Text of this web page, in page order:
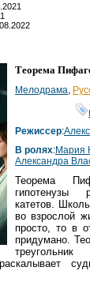
Теорема
Мелодрама
Режиссер:
В ролях:Мария
Александра
Теорема
гипотенузы
катетов.
во взрослой
просто, то в
придумано.
треугольник